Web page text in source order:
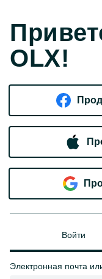
OLX!
Войти
Электронная почта